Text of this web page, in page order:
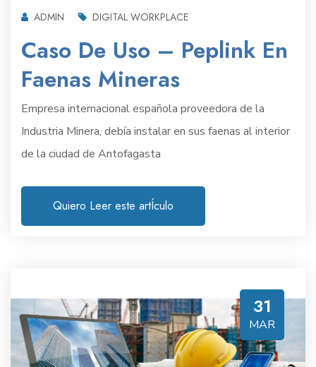
ADMIN DIGITAL WORKPLACE
Caso De Uso – Peplink En
Faenas Mineras
Empresa internacional española proveedora de la
Industria Minera, debía instalar en sus faenas al interior
de la ciudad de Antofagasta
Quiero Leer este artÍculo
31
MAR